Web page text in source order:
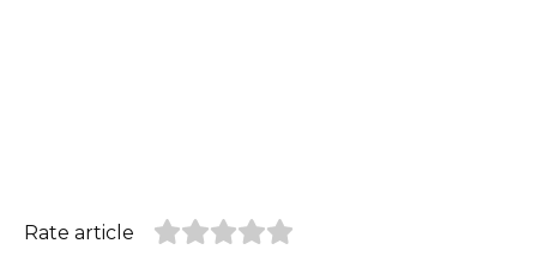
Rate article